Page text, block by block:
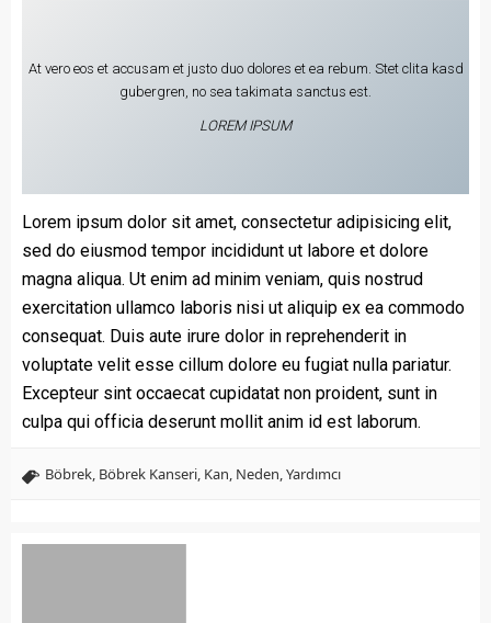
At vero eos et accusam et justo duo dolores et ea rebum. Stet clita kasd
gubergren, no sea takimata sanctus est.
LOREM IPSUM
Lorem ipsum dolor sit amet, consectetur adipisicing elit,
sed do eiusmod tempor incididunt ut labore et dolore
magna aliqua. Ut enim ad minim veniam, quis nostrud
exercitation ullamco laboris nisi ut aliquip ex ea commodo
consequat. Duis aute irure dolor in reprehenderit in
voluptate velit esse cillum dolore eu fugiat nulla pariatur.
Excepteur sint occaecat cupidatat non proident, sunt in
culpa qui officia deserunt mollit anim id est laborum.
Böbrek, Böbrek Kanseri, Kan, Neden,Yardımcı